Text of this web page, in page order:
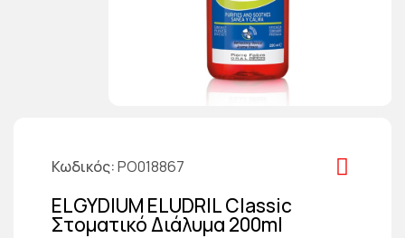
Κωδικός PO018867
ELGYDIUM ELUDRIL Classic
Στοματικό Διάλυμα 200ml